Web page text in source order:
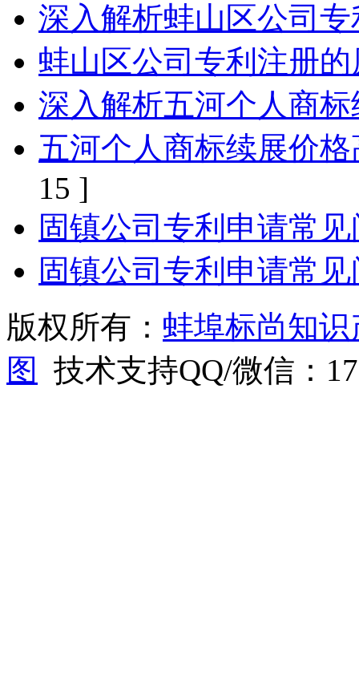
深入解析蚌山区公司
蚌山区公司专利注册
深入解析五河个人商
五河个人商标续展价
15 ]
固镇公司专利申请常
固镇公司专利申请常
版权所有： 蚌埠标尚知
图
技术支持QQ/微信：